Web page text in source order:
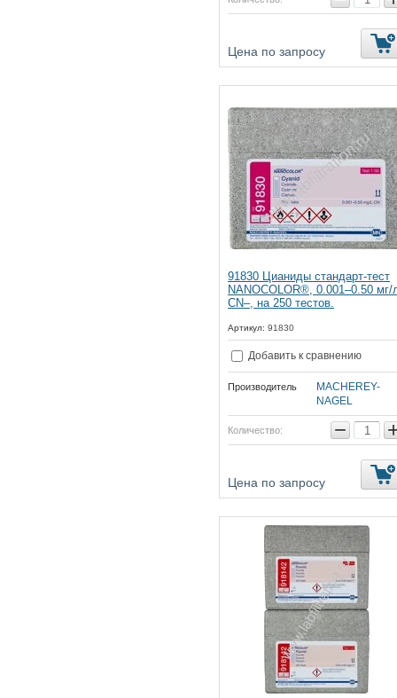
Цена по запросу
91830 Цианиды стандарт-тест
NANOCOLOR®, 0.001–0.50 мг/
CN–, на 250 тестов.
Артикул: 91830
Добавить к сравнению
Производитель
MACHEREY-
NAGEL
Количество: −
Цена по запросу